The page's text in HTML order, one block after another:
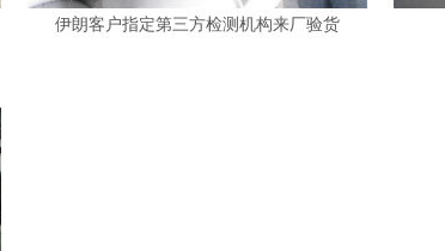
伊朗客户指定第三方检测机构来厂验货